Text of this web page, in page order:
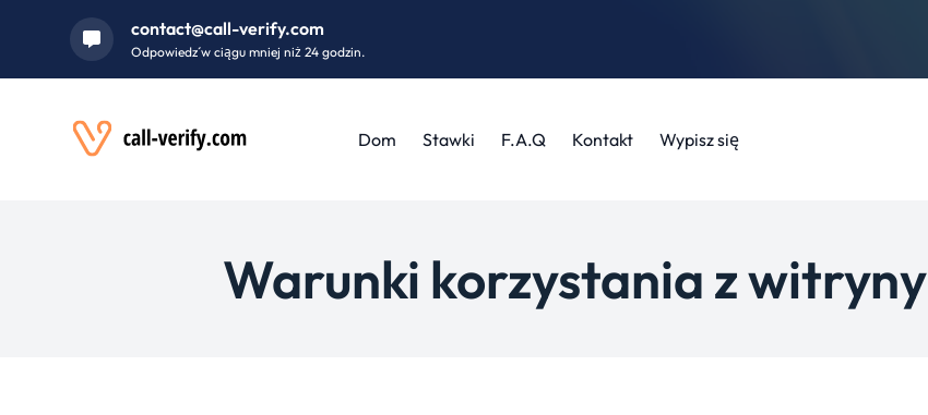
contact@call-verify.com
Odpowiedź w ciągu mniej niż 24 godzin.
Dom Stawki F.A.Q Kontakt Wypisz się
Warunki korzystania z witryny